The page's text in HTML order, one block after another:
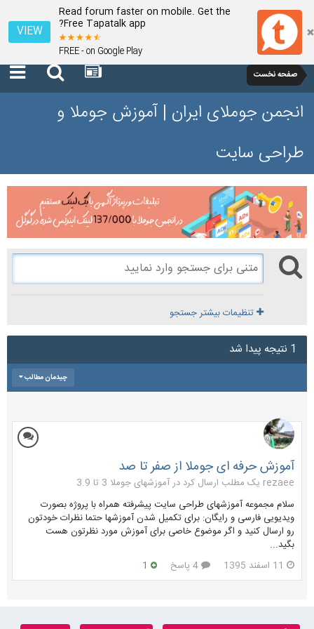
Read forum faster on mobile. Get the
Free Tapatalk app?
FREE - on Google Play
VIEW
صفحه نخست
انجمن جوملای ایران | آموزش جوملا و
طراحی سایت
تنظیمات بیشتر جستجو
1 نتیجه پیدا شد
چیدمان مطالب
آموزش حرفه ای جوملا از صفر تا صد
rezaee یک مطلب ارسال کرد در
آموزشهای جوملا 3 تا 3.9
سلام مجموعه آموزشهای طراحی سایت پیشرفته همراه با پروژه بصورت
ویدیویی فارسی و رایگان: برای تکمیل شدن آموزشها حتما نظرات خودتون
رو ارسال کنید و اگر موضوع خاصی برای آموزش مورد نظرتون هست
بگید...
11 اسفند 1395